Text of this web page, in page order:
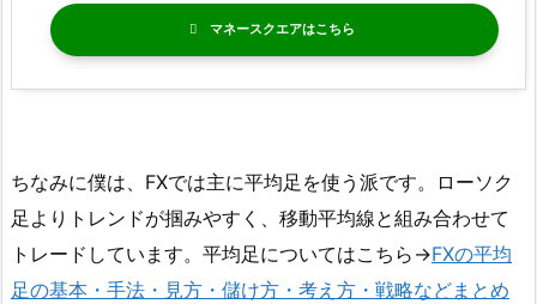
マネースクエア
ちなみに僕は、FXでは主に平均足を使う派です。ローソク
足よりトレンドが掴みやすく、移動平均線と組み合わせて
トレードしています。平均足についてはこちら→FXの平均
足の基本・手法・見方・儲け方・考え方・戦略などまとめ